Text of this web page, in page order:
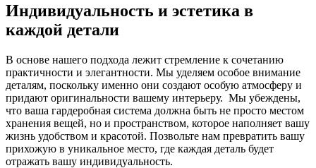
Индивидуальность и эстетика в
каждой детали
В основе нашего подхода лежит стремление к сочетанию
практичности и элегантности. Мы уделяем особое внимание
деталям, поскольку именно они создают особую атмосферу и
придают оригинальности вашему интерьеру. Мы убеждены,
что ваша гардеробная система должна быть не просто местом
хранения вещей, но и пространством, которое наполняет вашу
жизнь удобством и красотой. Позвольте нам превратить вашу
прихожую в уникальное место, где каждая деталь будет
отражать вашу индивидуальность.